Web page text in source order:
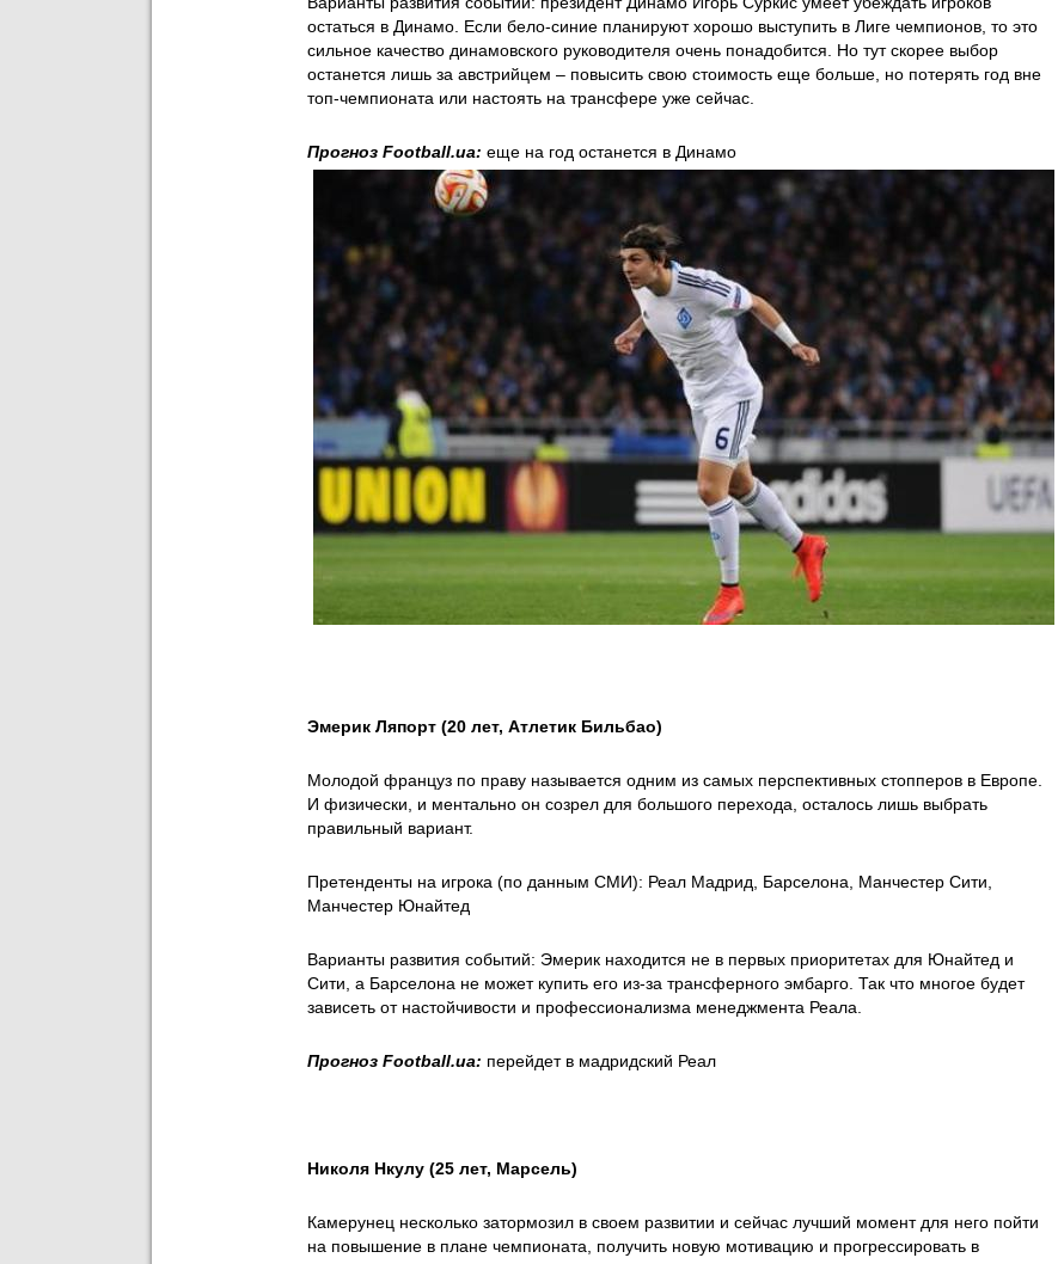
остаться в Динамо. Если бело-синие планируют хорошо выступить в Лиге чемпионов, то это
сильное качество динамовского руководителя очень понадобится. Но тут скорее выбор
останется лишь за австрийцем – повысить свою стоимость еще больше, но потерять год вне
топ-чемпионата или настоять на трансфере уже сейчас.
Прогноз Football.ua: еще на год останется в Динамо
Эмерик Ляпорт (20 лет, Атлетик Бильбао)
Молодой француз по праву называется одним из самых перспективных стопперов в Европе.
И физически, и ментально он созрел для большого перехода, осталось лишь выбрать
правильный вариант.
Претенденты на игрока (по данным СМИ): Реал Мадрид, Барселона, Манчестер Сити,
Манчестер Юнайтед
Варианты развития событий: Эмерик находится не в первых приоритетах для Юнайтед и
Сити, а Барселона не может купить его из-за трансферного эмбарго. Так что многое будет
зависеть от настойчивости и профессионализма менеджмента Реала.
Прогноз Football.ua: перейдет в мадридский Реал
Николя Нкулу (25 лет, Марсель)
Камерунец несколько затормозил в своем развитии и сейчас лучший момент для него пойти
на повышение в плане чемпионата, получить новую мотивацию и прогрессировать в